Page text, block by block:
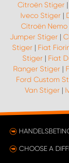
Citroën Stiger |
Iveco Stiger |
Citroën
Jumper Stiger |
Stiger| Fiat
Stiger| Fiat
Ranger Stiger|
Ford Custom
Van Stiger|
CHOOSE A